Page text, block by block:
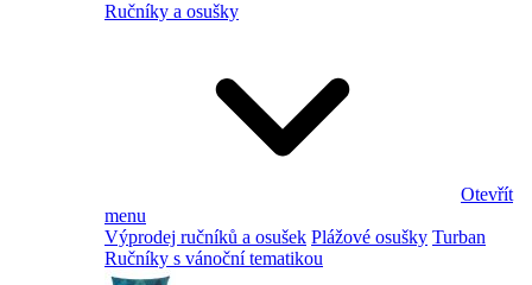
Ručníky a osušky
Otevřít
menu
Výprodej ručníků a osušek Plážové osušky Turban
Ručníky s vánoční tematikou